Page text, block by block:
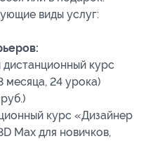
виды услуг:
курс
месяца, 24 урока)
курс «Дизайнер
Mаx для новичков,